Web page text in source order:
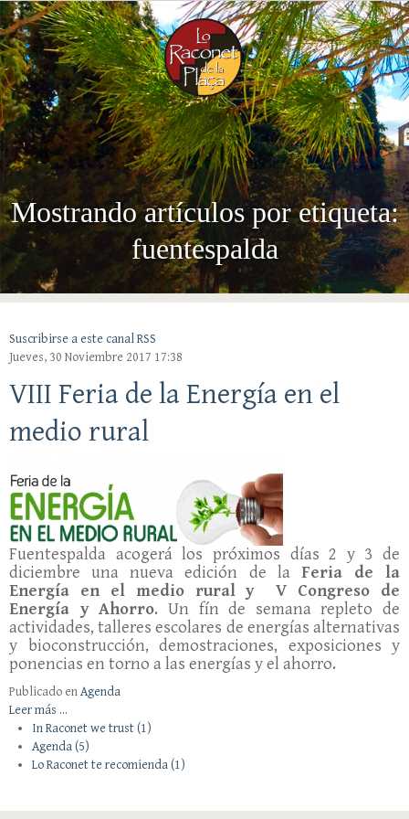
Menú CA EN ES
Mostrando artículos por etiqueta:
fuentespalda
Suscribirse a este canal RSS
Jueves, 30 Noviembre 2017 17:38
VIII Feria de la Energía en el
medio rural
Fuentespalda acogerá los próximos días 2 y 3 de
diciembre una nueva edición de la Feria de la
Energía en el medio rural y V Congreso de
Energía y Ahorro. Un fín de semana repleto de
actividades, talleres escolares de energías alternativas
y bioconstrucción, demostraciones, exposiciones y
ponencias en torno a las energías y el ahorro.
Publicado enAgenda
Leer más ...
In Raconet we trust (1)
Agenda (5)
Lo Raconet te recomienda (1)